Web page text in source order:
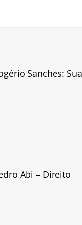
Sanches: Sua
Abi – Direito